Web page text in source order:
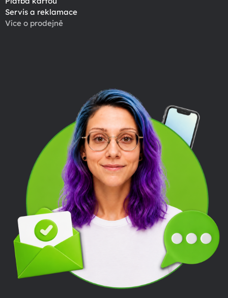
Servis a reklamace
Více o prodejně